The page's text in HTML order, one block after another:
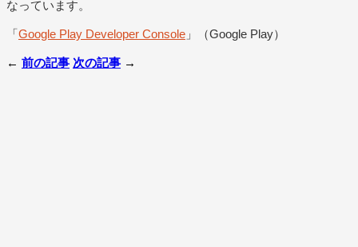
なっています。
「Google Play Developer Console 」（Google Play）
← 前の記事 次の記事 →